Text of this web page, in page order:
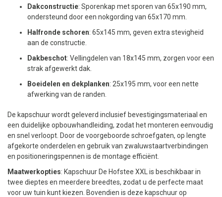
Dakconstructie: Sporenkap met sporen van 65x190 mm,
ondersteund door een nokgording van 65x170 mm.
Halfronde schoren: 65x145 mm, geven extra stevigheid
aan de constructie.
Dakbeschot: Vellingdelen van 18x145 mm, zorgen voor een
strak afgewerkt dak.
Boeidelen en dekplanken: 25x195 mm, voor een nette
afwerking van de randen.
De kapschuur wordt geleverd inclusief bevestigingsmateriaal en
een duidelijke opbouwhandleiding, zodat het monteren eenvoudig
en snel verloopt. Door de voorgeboorde schroefgaten, op lengte
afgekorte onderdelen en gebruik van zwaluwstaartverbindingen
en positioneringspennen is de montage efficiënt.
Maatwerkopties: Kapschuur De Hofstee XXL is beschikbaar in
twee dieptes en meerdere breedtes, zodat u de perfecte maat
voor uw tuin kunt kiezen. Bovendien is deze kapschuur op